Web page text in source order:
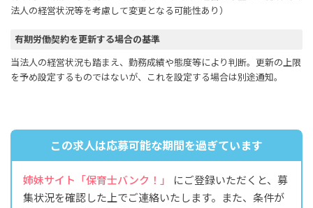
法人の経営状況等を考慮して変更となる可能性あり）
有期労働契約を更新する場合の基準
当法人の経営状況も踏まえ、勤務成績や態度等により判断。更新の上限
を予め設定するものではないが、これを設定する場合は別途通知。
この求人は応募可能な期間を過ぎています
姉妹サイト「保育士バンク！」
にご登録いただくと、募
集状況を確認した上でご連絡いたします。また、条件が